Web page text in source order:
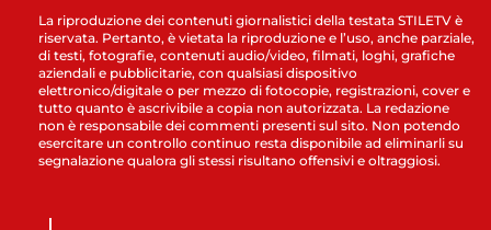
La riproduzione dei contenuti giornalistici della testata STILETV è
riservata. Pertanto, è vietata la riproduzione e l’uso, anche parziale,
di testi, fotografie, contenuti audio/video, filmati, loghi, grafiche
aziendali e pubblicitarie, con qualsiasi dispositivo
elettronico/digitale o per mezzo di fotocopie, registrazioni, cover e
tutto quanto è ascrivibile a copia non autorizzata. La redazione
non è responsabile dei commenti presenti sul sito. Non potendo
esercitare un controllo continuo resta disponibile ad eliminarli su
segnalazione qualora gli stessi risultano offensivi e oltraggiosi.